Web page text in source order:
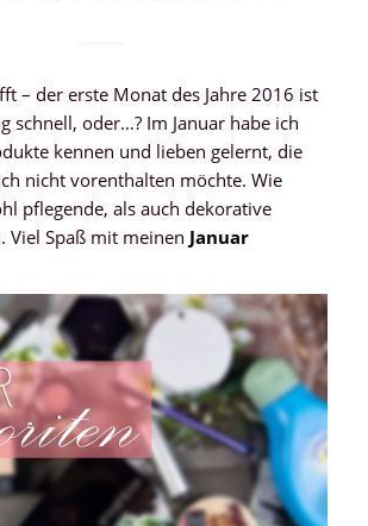
– der erste Monat des Jahre 2016 ist
schnell, oder…? Im Januar habe ich
kennen und lieben gelernt, die
nicht vorenthalten möchte. Wie
pflegende, als auch dekorative
Viel Spaß mit meinen Januar